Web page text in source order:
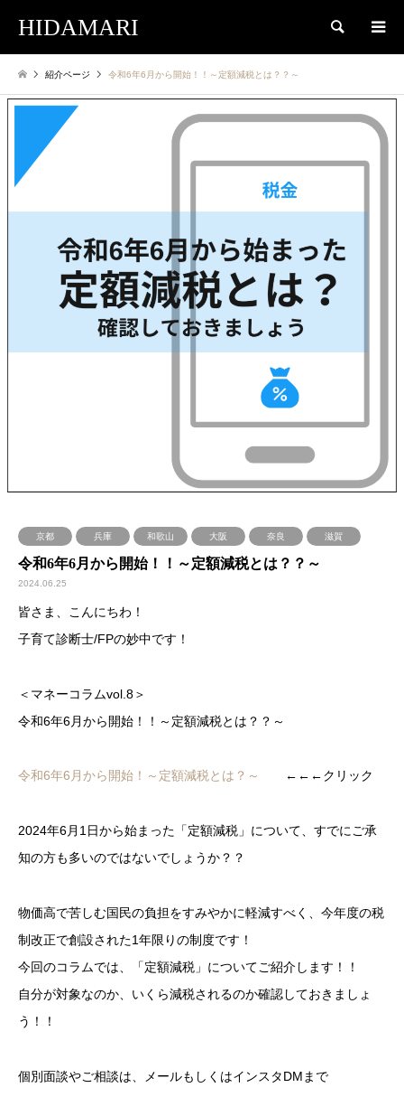
HIDAMARI 検索
紹介ページ 令和6年6月から開始！！～定額減税とは？？～
京都 兵庫 和歌山 大阪 奈良 滋賀
令和6年6月から開始！！～定額減税とは？？～
2024.06.25
皆さま、こんにちわ！
子育て診断士/FPの妙中です！
＜マネーコラムvol.8＞
令和6年6月から開始！！～定額減税とは？？～
令和6年6月から開始！～定額減税とは？～ ←←←クリック
2024年6月1日から始まった「定額減税」について、すでにご承
知の方も多いのではないでしょうか？？
物価高で苦しむ国民の負担をすみやかに軽減すべく、今年度の税
制改正で創設された1年限りの制度です！
今回のコラムでは、「定額減税」についてご紹介します！！
自分が対象なのか、いくら減税されるのか確認しておきましょ
う！！
個別面談やご相談は、メールもしくはインスタDMまで